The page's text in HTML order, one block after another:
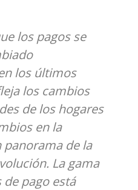
los pagos se
los últimos
los cambios
de los hogares
en la
panorama de la
La gama
pago está